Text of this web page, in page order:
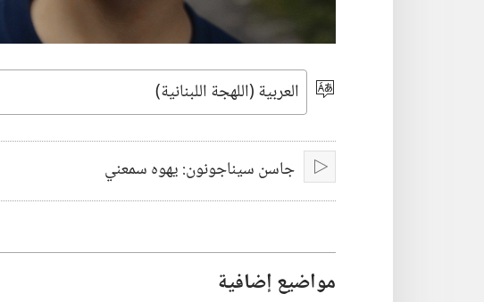
اختر
جاسن سيناجونون:‏ يهوه سمعني
مواضيع إضافية